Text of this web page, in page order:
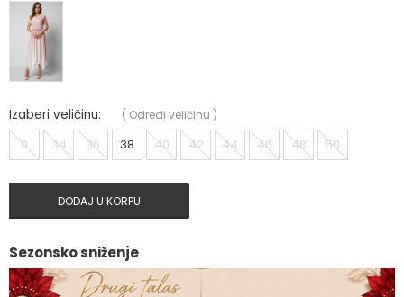
Izaberi veličinu: ( Odredi veličinu )
0 34 36 38 40 42 44 46 48 50
DODAJ U KORPU
Sezonsko sniženje